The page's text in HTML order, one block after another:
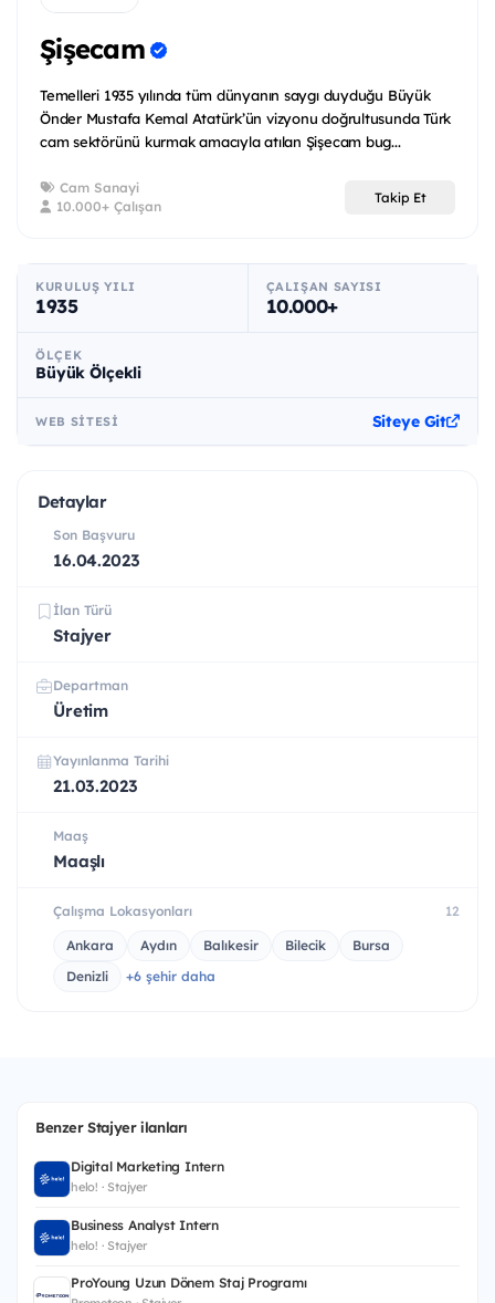
Şişecam
Temelleri 1935 yılında tüm dünyanın saygı duyduğu Büyük
Önder Mustafa Kemal Atatürk’ün vizyonu doğrultusunda Türk
cam sektörünü kurmak amacıyla atılan Şişecam bug...
Cam Sanayi
10.000+ Çalışan
Takip Et
KURULUŞ YILI
1935
ÇALIŞAN SAYISI
10.000+
ÖLÇEK
Büyük Ölçekli
WEB SITESI Siteye Git
Detaylar
Son Başvuru
16.04.2023
İlan Türü
Stajyer
Departman
Üretim
Yayınlanma Tarihi
21.03.2023
Maaş
Maaşlı
Çalışma Lokasyonları 12
Ankara Aydın Balıkesir Bilecik
Bursa
Denizli
+6 şehir daha
Benzer Stajyer ilanları
Digital Marketing Intern
helo! · Stajyer
Business Analyst Intern
helo! · Stajyer
ProYoung Uzun Dönem Staj Programı